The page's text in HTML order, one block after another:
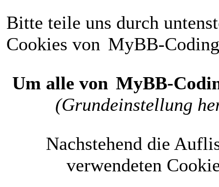
Bitte teile uns durch
Cookies von MyBB-Coding
Um alle von MyBB-
(Grundeinstellung
Nachstehend die
verwendeten